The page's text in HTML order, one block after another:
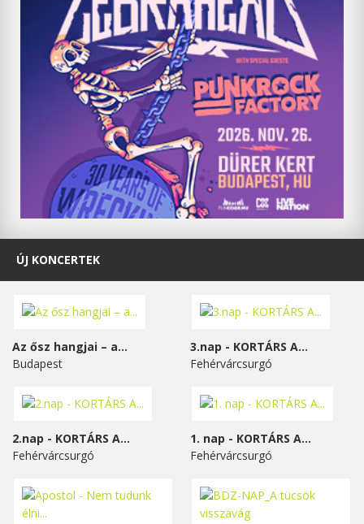
ÚJ KONCERTEK
Az ősz hangjai – a...
Budapest
3.nap - KORTÁRS A...
Fehérvárcsurgó
2.nap - KORTÁRS A...
Fehérvárcsurgó
1. nap - KORTÁRS A...
Fehérvárcsurgó